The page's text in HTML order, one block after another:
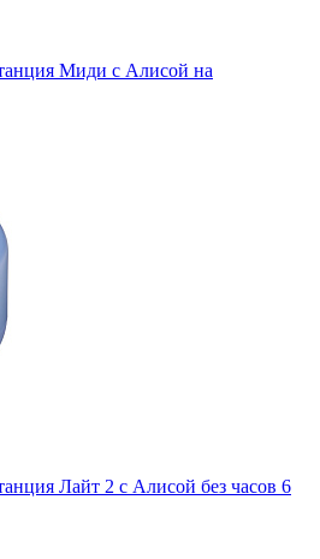
Миди с Алисой на
Лайт 2 с Алисой без часов 6